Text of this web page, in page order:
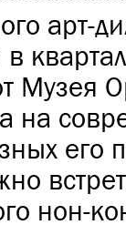
арт-
Музея
на
его
нон-